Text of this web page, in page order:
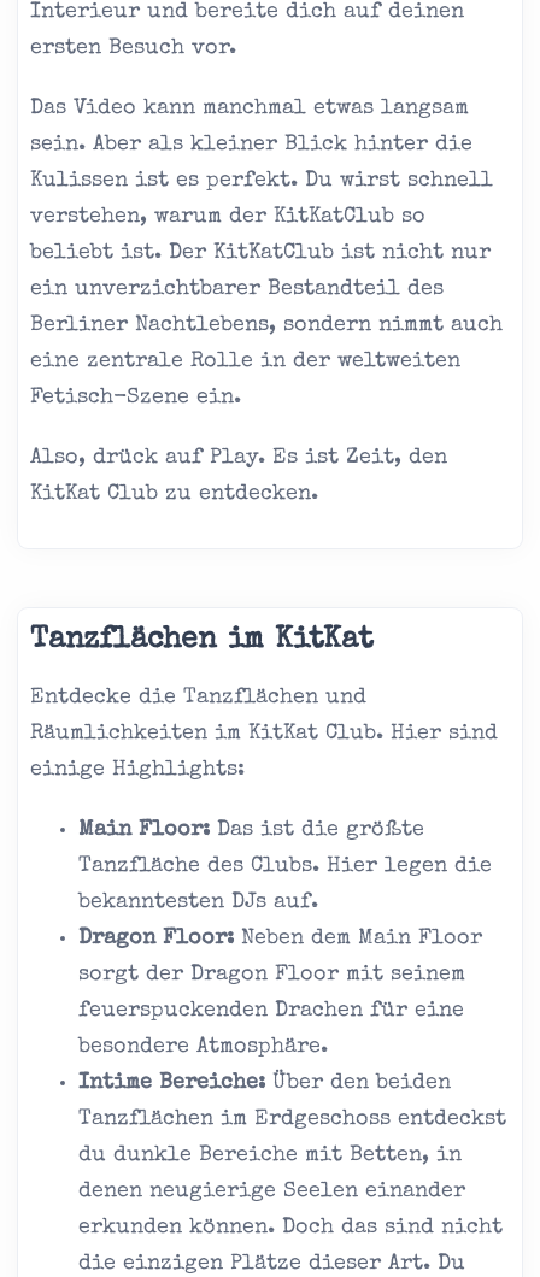
Interieur und bereite dich auf deinen
ersten Besuch vor.
Das Video kann manchmal etwas langsam
sein. Aber als kleiner Blick hinter die
Kulissen ist es perfekt. Du wirst schnell
verstehen, warum der KitKatClub so
beliebt ist. Der KitKatClub ist nicht nur
ein unverzichtbarer Bestandteil des
Berliner Nachtlebens, sondern nimmt auch
eine zentrale Rolle in der weltweiten
Fetisch-Szene ein.
Also, drück auf Play. Es ist Zeit, den
KitKat Club zu entdecken.
Tanzflächen im KitKat
Entdecke die Tanzflächen und
Räumlichkeiten im KitKat Club. Hier sind
einige Highlights:
Main Floor: Das ist die größte
Tanzfläche des Clubs. Hier legen die
bekanntesten DJs auf.
Dragon Floor: Neben dem Main Floor
sorgt der Dragon Floor mit seinem
feuerspuckenden Drachen für eine
besondere Atmosphäre.
Intime Bereiche: Über den beiden
Tanzflächen im Erdgeschoss entdeckst
du dunkle Bereiche mit Betten, in
denen neugierige Seelen einander
erkunden können. Doch das sind nicht
die einzigen Plätze dieser Art. Du